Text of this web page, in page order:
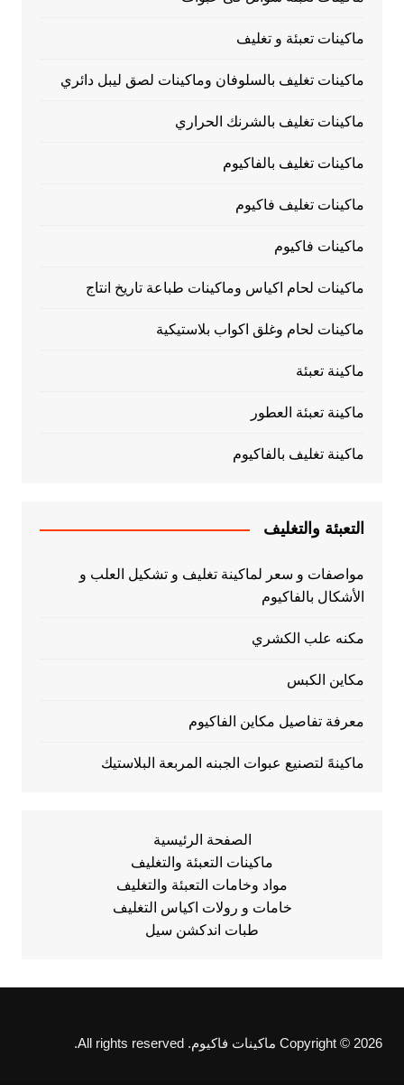
ماكينات تعبئة و تغليف
ماكينات تغليف بالسلوفان وماكينات لصق ليبل دائري
ماكينات تغليف بالشرنك الحراري
ماكينات تغليف بالفاكيوم
ماكينات تغليف فاكيوم
ماكينات فاكيوم
ماكينات لحام اكياس وماكينات طباعة تاريخ انتاج
ماكينات لحام وغلق اكواب بلاستيكية
ماكينة تعبئة
ماكينة تعبئة العطور
ماكينة تغليف بالفاكيوم
التعبئة والتغليف
مواصفات و سعر لماكينة تغليف و تشكيل العلب و
الأشكال بالفاكيوم
مكنه علب الكشري
مكاين الكبس
معرفة تفاصيل مكاين الفاكيوم
ماكينهً لتصنيع عبوات الجبنه المربعة البلاستيك
الصفحة الرئيسية
ماكينات التعبئة والتغليف
مواد وخامات التعبئة والتغليف
خامات و رولات اكياس التغليف
طبات اندكشن سيل
Copyright © 2026 ماكينات فاكيوم. All rights reserved.